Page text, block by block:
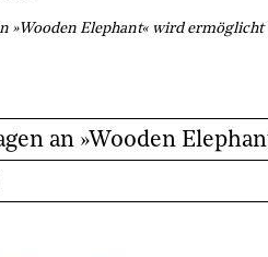
»Wooden Elephant« wird
an »Wooden